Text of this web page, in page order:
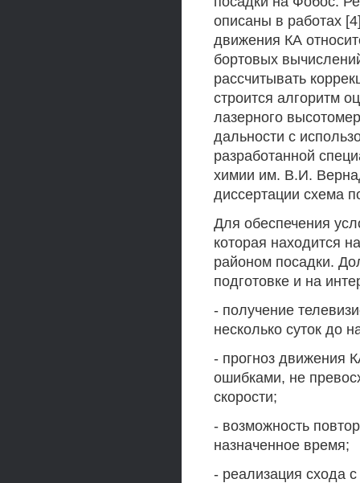
описаны в работах
движения КА
бортовых
рассчитывать
строится алгоритм
лазерного
дальности с
разработанной
химии им. В.И.
диссертации схема
Для обеспечения
которая находится
районом посадки.
подготовке и на
- получение
несколько суток до
- прогноз движения
ошибками, не
скорости;
- возможность
назначенное время;
- реализация схода